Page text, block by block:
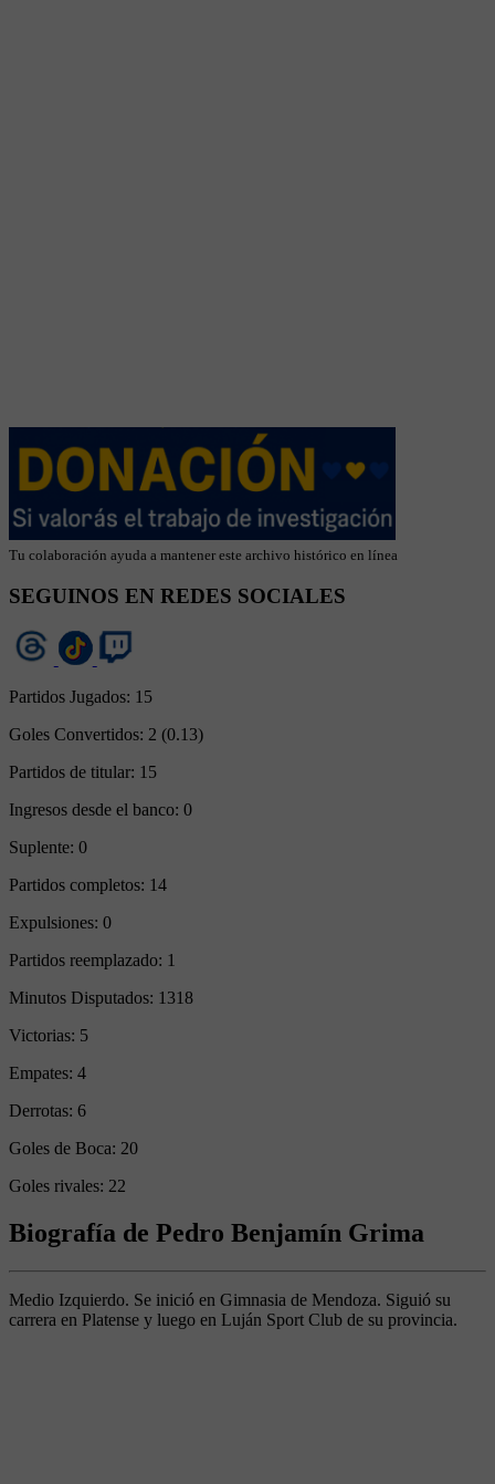
Tu colaboración ayuda a mantener este archivo histórico en línea
SEGUINOS EN REDES SOCIALES
Partidos Jugados: 15
Goles Convertidos: 2 (0.13)
Partidos de titular: 15
Ingresos desde el banco: 0
Suplente: 0
Partidos completos: 14
Expulsiones: 0
Partidos reemplazado: 1
Minutos Disputados: 1318
Victorias: 5
Empates: 4
Derrotas: 6
Goles de Boca: 20
Goles rivales: 22
Biografía de Pedro Benjamín Grima
Medio Izquierdo. Se inició en Gimnasia de Mendoza. Siguió su
carrera en Platense y luego en Luján Sport Club de su provincia.